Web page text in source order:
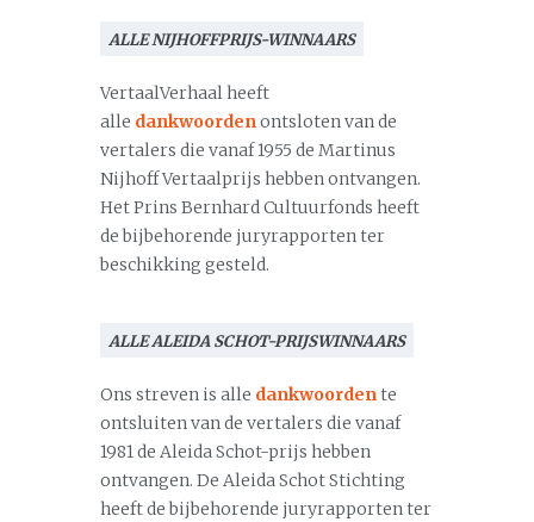
ALLE NIJHOFFPRIJS-WINNAARS
VertaalVerhaal heeft
alle dankwoordenontsloten van de
vertalers die vanaf 1955 de Martinus
Nijhoff Vertaalprijs hebben ontvangen.
Het Prins Bernhard Cultuurfonds heeft
de bijbehorende juryrapporten ter
beschikking gesteld.
ALLE ALEIDA SCHOT-PRIJSWINNAARS
Ons streven is alle dankwoordente
ontsluiten van de vertalers die vanaf
1981 de Aleida Schot-prijs hebben
ontvangen. De Aleida Schot Stichting
heeft de bijbehorende juryrapporten ter